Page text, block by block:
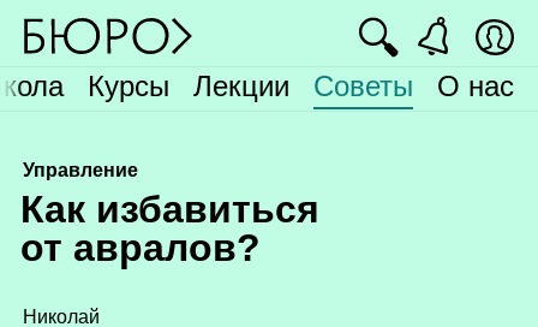
Курсы Лекции Советы О нас
🔍
Управление
Как избавиться
от авралов?
Николай